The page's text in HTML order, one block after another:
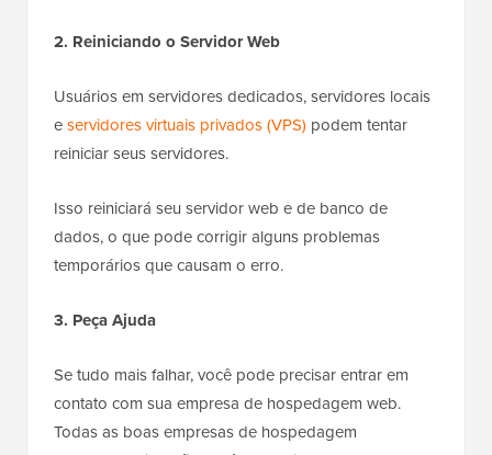
2. Reiniciando o Servidor Web
Usuários em servidores dedicados, servidores locais
eservidores virtuais privados (VPS) podem tentar
reiniciar seus servidores.
Isso reiniciará seu servidor web e de banco de
dados, o que pode corrigir alguns problemas
temporários que causam o erro.
3. Peça Ajuda
Se tudo mais falhar, você pode precisar entrar em
contato com sua empresa de hospedagem web.
Todas as boas empresas de hospedagem